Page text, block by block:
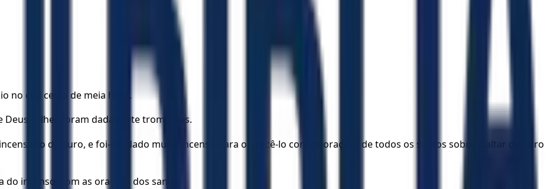
no céu cerca de meia hora.
Deus, e lhes foram dadas sete trombetas.
de ouro, e foi-lhe dado muito incenso para oferecê-lo com as orações de todos os santos sobre o altar de ouro
incenso, com as orações dos santos.